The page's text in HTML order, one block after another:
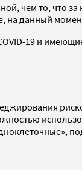
чем то, что
на данный
19 и